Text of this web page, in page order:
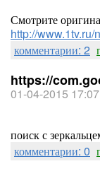
Смотрите
http://
комментарии: 2
https://
01-04-2015 17:07
поиск с
комментарии: 0